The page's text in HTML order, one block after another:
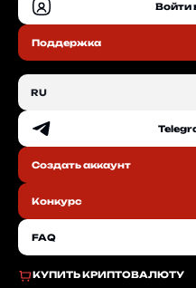
Войти
Поддержка
КУПИТЬ КРИПТОВАЛЮТУ
RU
EN
Создать аккаунт
Конкурс
FAQ